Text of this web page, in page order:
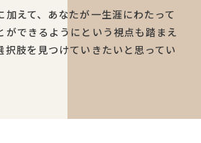
えて、あなたが一生涯にわたって
できるようにという視点も踏まえ
択肢を見つけていきたいと思ってい